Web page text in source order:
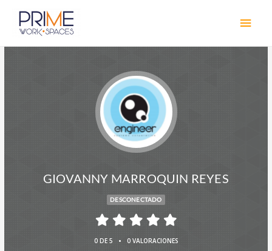
GIOVANNY MARROQUIN REYES
DESCONECTADO
0 DE 5 • 0 VALORACIONES